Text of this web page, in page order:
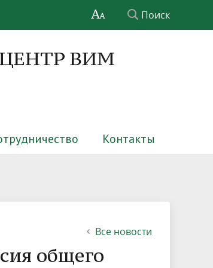
Поиск
ВИМ
Контакты
Все новости
общего